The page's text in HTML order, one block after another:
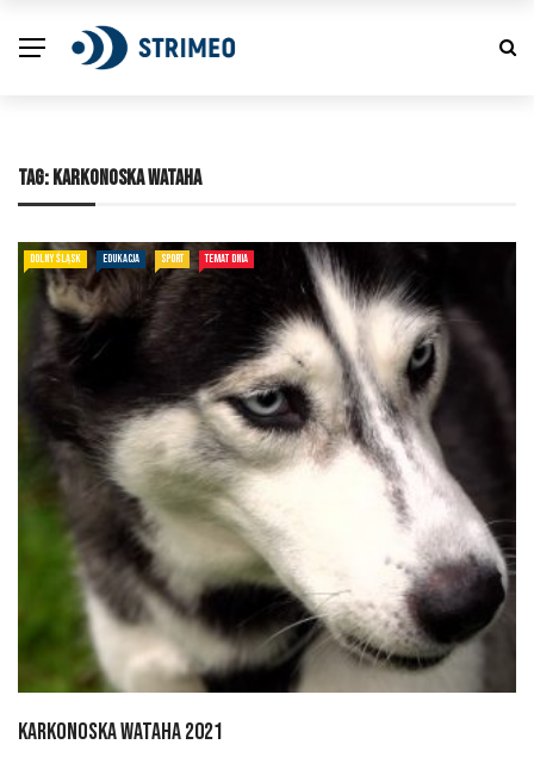
TAG: KARKONOSKA WATAHA
DOLNY ŚLĄSK EDUKACJA SPORT TEMAT DNIA
Karkonoska Wataha 2021